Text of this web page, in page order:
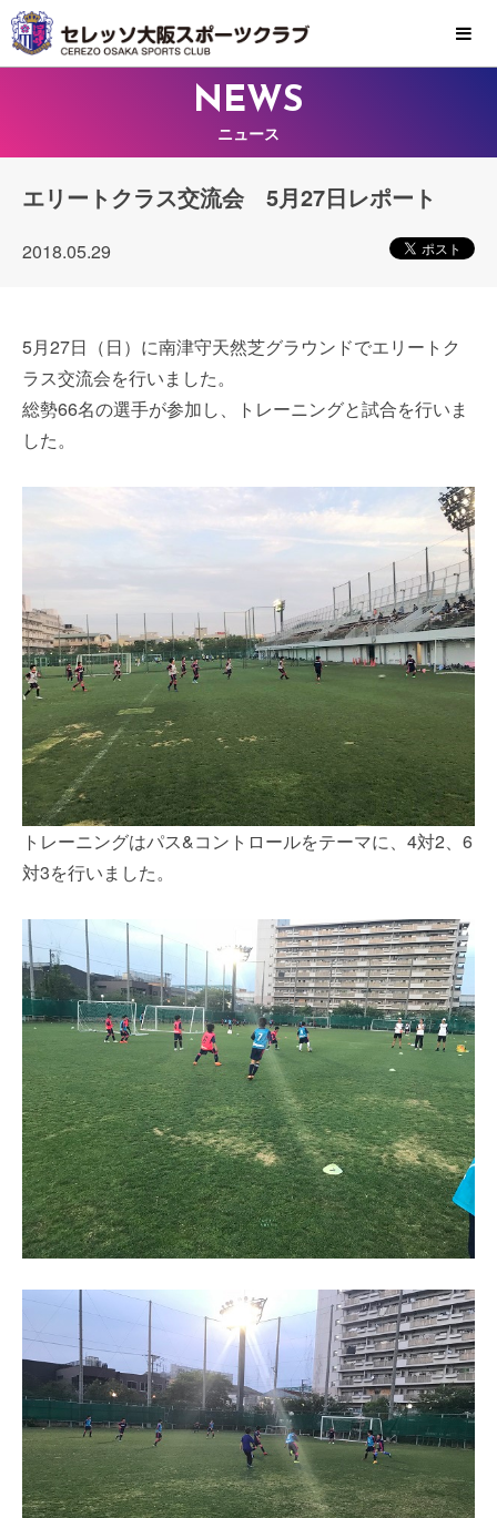
MENU
NEWS
ニュース
エリートクラス交流会 5月27日レポート
2018.05.29
5月27日（日）に南津守天然芝グラウンドでエリートク
ラス交流会を行いました。
総勢66名の選手が参加し、トレーニングと試合を行いま
した。
トレーニングはパス&コントロールをテーマに、4対2、6
対3を行いました。